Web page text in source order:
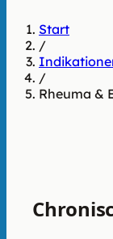
Start
/
/
Rheuma &